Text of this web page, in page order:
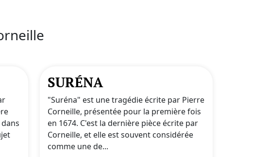
SURÉNA
"Suréna" est une tragédie écrite par Pierre
Corneille, présentée pour la première fois
en 1674. C'est la dernière pièce écrite par
Corneille, et elle est souvent considérée
comme une de...